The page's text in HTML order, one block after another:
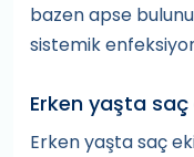
bazen apse
sistemik
Erken yaşta saç
Erken yaşta saç